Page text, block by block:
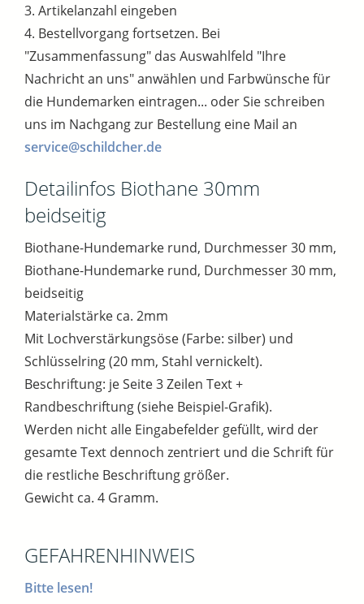
3. Artikelanzahl eingeben
4. Bestellvorgang fortsetzen. Bei
"Zusammenfassung" das Auswahlfeld "Ihre
Nachricht an uns" anwählen und Farbwünsche für
die Hundemarken eintragen... oder Sie schreiben
uns im Nachgang zur Bestellung eine Mail an
service@schildcher.de
Detailinfos Biothane 30mm
beidseitig
Biothane-Hundemarke rund, Durchmesser 30 mm,
Biothane-Hundemarke rund, Durchmesser 30 mm,
beidseitig
Materialstärke ca. 2mm
Mit Lochverstärkungsöse (Farbe: silber) und
Schlüsselring (20 mm, Stahl vernickelt).
Beschriftung: je Seite 3 Zeilen Text +
Randbeschriftung (siehe Beispiel-Grafik).
Werden nicht alle Eingabefelder gefüllt, wird der
gesamte Text dennoch zentriert und die Schrift für
die restliche Beschriftung größer.
Gewicht ca. 4 Gramm.
GEFAHRENHINWEIS
Bitte lesen!